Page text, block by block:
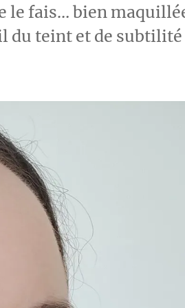
le fais… bien
du teint et de subtilité